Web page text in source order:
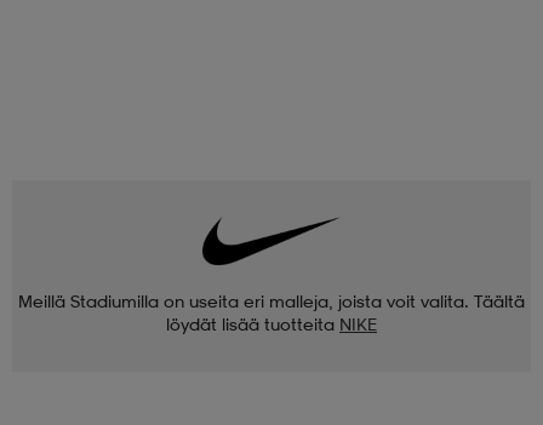
Meillä Stadiumilla on useita eri malleja, joista voit valita. Täältä
löydät lisää tuotteita NIKE